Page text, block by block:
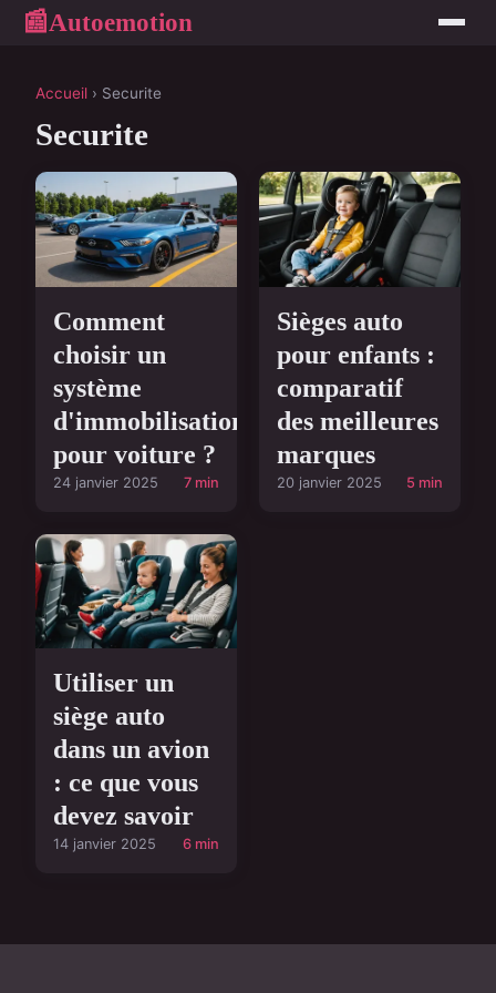
📰Autoemotion
Accueil › Securite
Securite
Comment
choisir un
système
d'immobilisation
pour voiture ?
24 janvier 2025 7 min
Sièges auto
pour enfants :
comparatif
des meilleures
marques
20 janvier 2025 5 min
Utiliser un
siège auto
dans un avion
: ce que vous
devez savoir
14 janvier 2025 6 min